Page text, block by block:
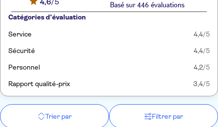
Basé sur 446 évaluations
Catégories d'évaluation
Service 4,4/5
Sécurité 4,4/5
Personnel 4,2/5
Rapport qualité-prix 3,4/5
Trier par Filtrer par